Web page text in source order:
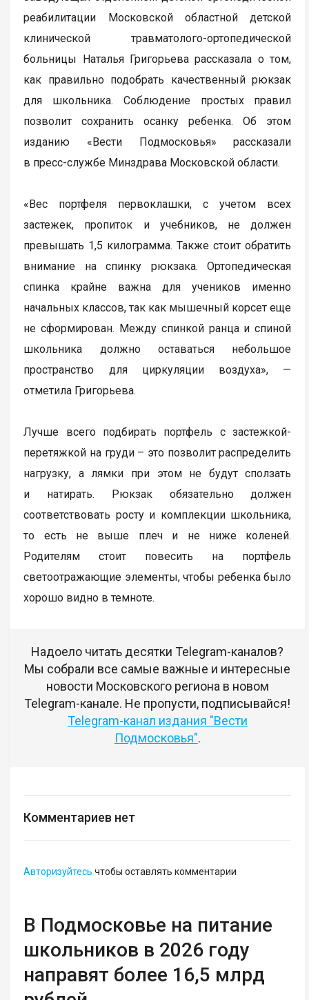
реабилитации Московской областной детской
клинической травматолого-ортопедической
больницы Наталья Григорьева рассказала о том,
как правильно подобрать качественный рюкзак
для школьника. Соблюдение простых правил
позволит сохранить осанку ребенка. Об этом
изданию «Вести Подмосковья» рассказали
в пресс-службе Минздрава Московской области.
«Вес портфеля первоклашки, с учетом всех
застежек, пропиток и учебников, не должен
превышать 1,5 килограмма. Также стоит обратить
внимание на спинку рюкзака. Ортопедическая
спинка крайне важна для учеников именно
начальных классов, так как мышечный корсет еще
не сформирован. Между спинкой ранца и спиной
школьника должно оставаться небольшое
пространство для циркуляции воздуха», —
отметила Григорьева.
Лучше всего подбирать портфель с застежкой-
перетяжкой на груди – это позволит распределить
нагрузку, а лямки при этом не будут сползать
и натирать. Рюкзак обязательно должен
соответствовать росту и комплекции школьника,
то есть не выше плеч и не ниже коленей.
Родителям стоит повесить на портфель
светоотражающие элементы, чтобы ребенка было
хорошо видно в темноте.
Надоело читать десятки Telegram-каналов?
Мы собрали все самые важные и интересные
новости Московского региона в новом
Telegram-канале. Не пропусти, подписывайся!
Telegram-канал издания "Вести
Подмосковья".
Комментариев нет
Авторизуйтесь чтобы оставлять комментарии
В Подмосковье на питание
школьников в 2026 году
направят более 16,5 млрд